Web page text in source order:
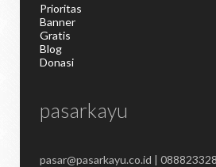
Prioritas
Banner
Gratis
Blog
Donasi
pasarkayu
pasar@pasarkayu.co.id |